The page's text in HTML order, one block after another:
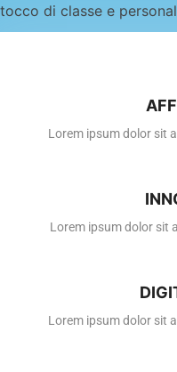
tocco di classe e
Lorem ipsum dolor sit
Lorem ipsum dolor sit
Lorem ipsum dolor sit